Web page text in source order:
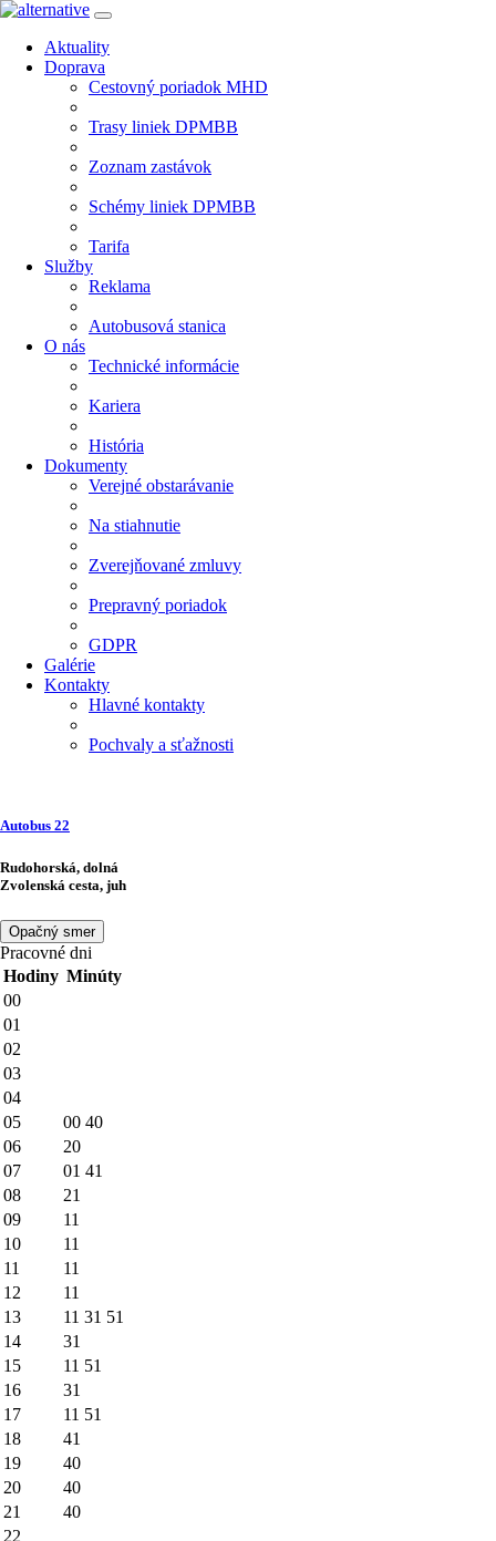
Aktuality
Doprava
Cestovný poriadok MHD
Trasy liniek DPMBB
Zoznam zastávok
Schémy liniek DPMBB
Tarifa
Služby
Reklama
Autobusová stanica
O nás
Technické informácie
Kariera
História
Dokumenty
Verejné obstarávanie
Na stiahnutie
Zverejňované zmluvy
Prepravný poriadok
GDPR
Galérie
Kontakty
Hlavné kontakty
Pochvaly a sťažnosti
Autobus 22
Rudohorská, dolná
Zvolenská cesta, juh
Opačný smer
Pracovné dni
Hodiny Minúty
00
01
02
03
04
05
00 40
06
20
07
01 41
08
21
09
11
10
11
11
11
12
11
13
11 31 51
14
31
15
11 51
16
31
17
11 51
18
41
19
40
20
40
21
40
22